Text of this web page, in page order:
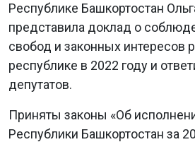
Республике Башкортостан
представила доклад о
свобод и законных интересов
республике в 2022 году и
депутатов.
Приняты законы «Об
Республики Башкортостан за